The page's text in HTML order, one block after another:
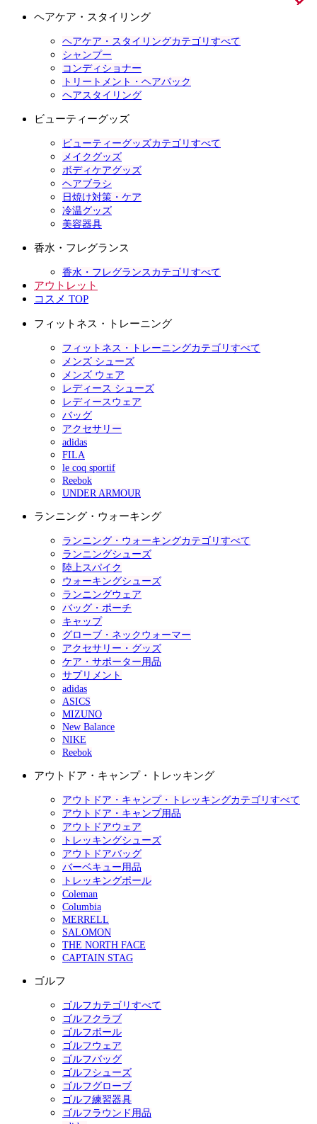
ヘアケア・スタイリング
ヘアケア・スタイリングカテゴリすべて
シャンプー
コンディショナー
トリートメント・ヘアパック
ヘアスタイリング
ビューティーグッズ
ビューティーグッズカテゴリすべて
メイクグッズ
ボディケアグッズ
ヘアブラシ
日焼け対策・ケア
冷温グッズ
美容器具
香水・フレグランス
香水・フレグランスカテゴリすべて
アウトレット
コスメ TOP
フィットネス・トレーニング
フィットネス・トレーニングカテゴリすべて
メンズ シューズ
メンズ ウェア
レディース シューズ
レディースウェア
バッグ
アクセサリー
adidas
FILA
le coq sportif
Reebok
UNDER ARMOUR
ランニング・ウォーキング
ランニング・ウォーキングカテゴリすべて
ランニングシューズ
陸上スパイク
ウォーキングシューズ
ランニングウェア
バッグ・ポーチ
キャップ
グローブ・ネックウォーマー
アクセサリー・グッズ
ケア・サポーター用品
サプリメント
adidas
ASICS
MIZUNO
New Balance
NIKE
Reebok
アウトドア・キャンプ・トレッキング
アウトドア・キャンプ・トレッキングカテゴリすべて
アウトドア・キャンプ用品
アウトドアウェア
トレッキングシューズ
アウトドアバッグ
バーベキュー用品
トレッキングポール
Coleman
Columbia
MERRELL
SALOMON
THE NORTH FACE
CAPTAIN STAG
ゴルフ
ゴルフカテゴリすべて
ゴルフクラブ
ゴルフボール
ゴルフウェア
ゴルフバッグ
ゴルフシューズ
ゴルフグローブ
ゴルフ練習器具
ゴルフラウンド用品